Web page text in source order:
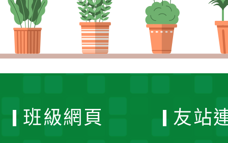
班級網頁 友站